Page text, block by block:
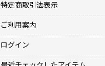
特定商取引法表示
ご利用案内
ログイン